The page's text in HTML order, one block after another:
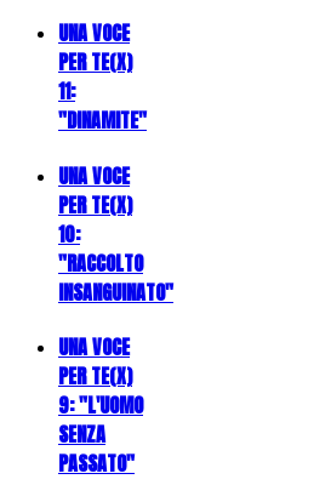
UNA VOCE
PER TE(X)
11:
"DINAMITE"
UNA VOCE
PER TE(X)
10:
"RACCOLTO
INSANGUINATO"
UNA VOCE
PER TE(X)
9: "L'UOMO
SENZA
PASSATO"